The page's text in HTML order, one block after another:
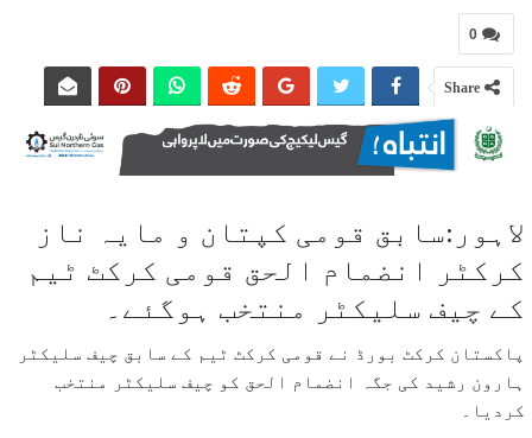
0
Share
لاہور:سابق قومی کپتان و مایہ ناز
کرکٹر انضمام الحق قومی کرکٹ ٹیم
کے چیف سلیکٹر منتخب ہوگئے۔
پاکستان کرکٹ بورڈ نے قومی کرکٹ ٹیم کے سابق چیف سلیکٹر
ہارون رشید کی جگہ انضمام الحق کو چیف سلیکٹر منتخب
کردیا۔